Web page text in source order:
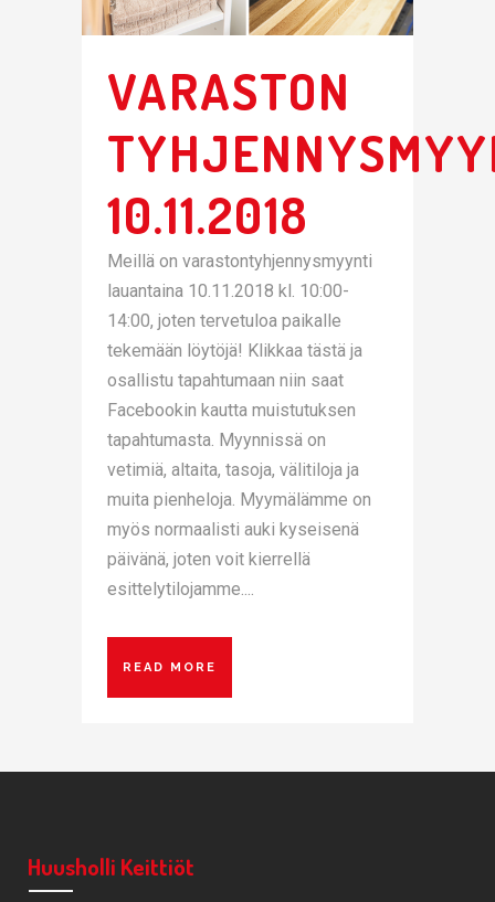
VARASTON
10.11.2018
Meillä on varastontyhjennysmyynti
lauantaina 10.11.2018 kl. 10:00-
14:00, joten tervetuloa paikalle
tekemään löytöjä! Klikkaa tästä ja
osallistu tapahtumaan niin saat
Facebookin kautta muistutuksen
tapahtumasta. Myynnissä on
vetimiä, altaita, tasoja, välitiloja ja
muita pienheloja. Myymälämme on
myös normaalisti auki kyseisenä
päivänä, joten voit kierrellä
esittelytilojamme....
READ MORE
Huusholli Keittiöt